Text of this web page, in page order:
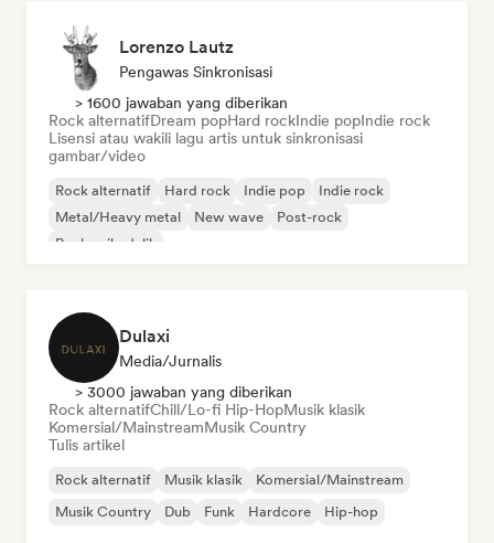
Lorenzo Lautz
Pengawas Sinkronisasi
> 1600 jawaban yang diberikan
Rock alternatifDream popHard rockIndie popIndie rock
Lisensi atau wakili lagu artis untuk sinkronisasi
gambar/video
Rock alternatif Hard rock Indie pop
Indie rock
Metal/Heavy metal
New wave
Post-rock
Rock psikedelik
Dulaxi
Media/Jurnalis
> 3000 jawaban yang diberikan
Rock alternatifChill/Lo-fi Hip-HopMusik klasik
Komersial/MainstreamMusik Country
Tulis artikel
Rock alternatif Musik klasik
Komersial/Mainstream
Musik Country
Dub Funk Hardcore Hip-hop